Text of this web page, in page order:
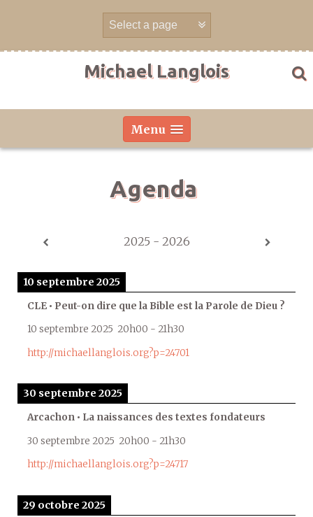
Michael Langlois
Menu
Agenda
2025 - 2026
10 septembre 2025
CLE • Peut-on dire que la Bible est la Parole de Dieu ?
10 septembre 2025 20h00 - 21h30
http://michaellanglois.org?p=24701
30 septembre 2025
Arcachon • La naissances des textes fondateurs
30 septembre 2025 20h00 - 21h30
http://michaellanglois.org?p=24717
29 octobre 2025